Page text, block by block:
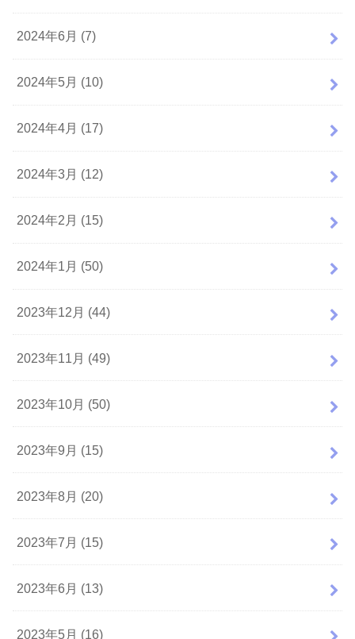
2024年6月 (7)
2024年5月 (10)
2024年4月 (17)
2024年3月 (12)
2024年2月 (15)
2024年1月 (50)
2023年12月 (44)
2023年11月 (49)
2023年10月 (50)
2023年9月 (15)
2023年8月 (20)
2023年7月 (15)
2023年6月 (13)
2023年5月 (16)